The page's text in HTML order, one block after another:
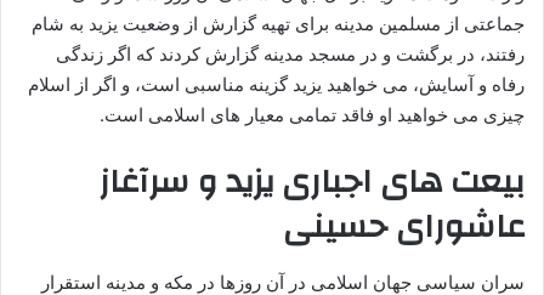
جماعتی از مسلمین مدینه برای تهیه گزارش از وضعیت یزید به شام
رفتند، در برگشت و در مسجد مدینه گزارش کردند که اگر زندگی
رفاه و آسایش، می خواهید یزید گزینه مناسبی است، و اگر از اسلام
چیزی می خواهید او فاقد تمامی معیار های اسلامی است.
بیعت های اجباری یزید و سرآغاز
عاشورای حسینی
سران سیاسی جهان اسلامی در آن روزها در مکه و مدینه استقرار